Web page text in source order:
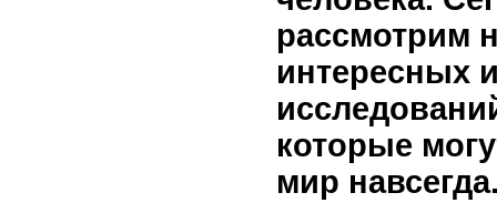
рассмотрим
интересных
которые
мир